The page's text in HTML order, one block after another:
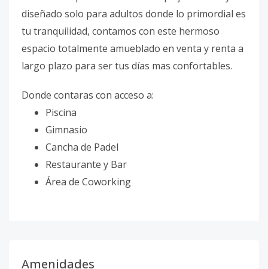
diseñado solo para adultos donde lo primordial es
tu tranquilidad, contamos con este hermoso
espacio totalmente amueblado en venta y renta a
largo plazo para ser tus días mas confortables.
Donde contaras con acceso a:
Piscina
Gimnasio
Cancha de Padel
Restaurante y Bar
Área de Coworking
Amenidades